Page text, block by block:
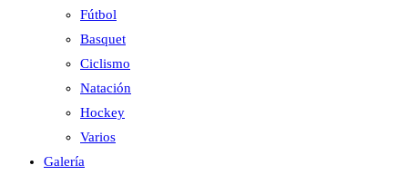
Fútbol
Basquet
Ciclismo
Natación
Hockey
Varios
Galería